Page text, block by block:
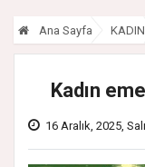
Ana Sayfa KADIN
Kadın
16 Aralık, 2025,